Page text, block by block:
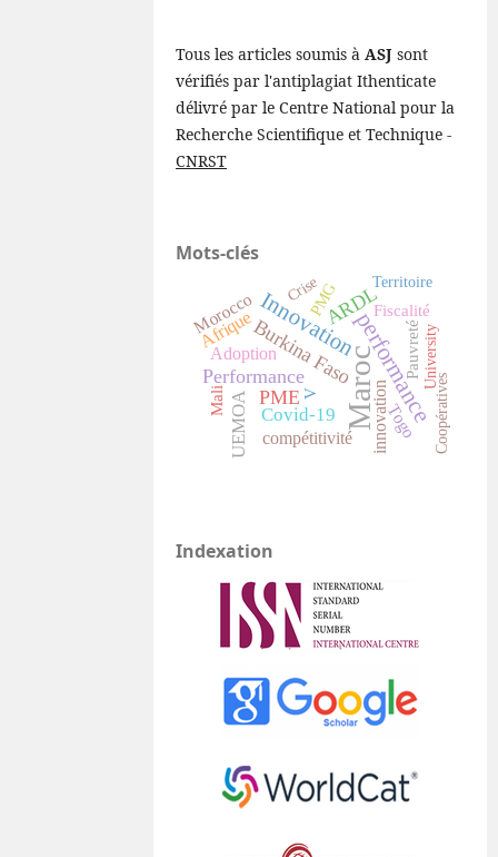
Tous les articles soumis à ASJ sont
vérifiés par l'antiplagiat Ithenticate
délivré par le Centre National pour la
Recherche Scientifique et Technique -
CNRST
Mots-clés
Maroc
performance
Innovation
Performance
Burkina Faso
ARDL
PME
Covid-19
UEMOA
Afrique
compétitivité
Morocco
Adoption
innovationTogo
Pauvreté
Fiscalité
V
Mali
PMG
University
Coopératives
Territoire
Crise
Indexation